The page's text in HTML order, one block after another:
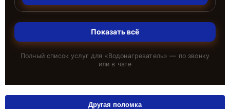
Показать всё
Полный список услуг для «Водонагреватель» — по звонку
или в чате
Другая поломка